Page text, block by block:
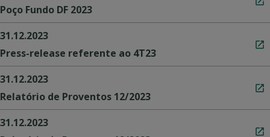
Poço Fundo DF 2023
31.12.2023
Press-release referente ao 4T23
31.12.2023
Relatório de Proventos 12/2023
31.12.2023